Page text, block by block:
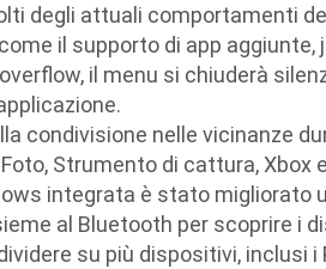
degli attuali comportamenti
il supporto di app
il menu si chiuderà
condivisione nelle vicinanze
Strumento di cattura, Xbox
integrata è stato migliorato
al Bluetooth per scoprire i
su più dispositivi, inclusi i